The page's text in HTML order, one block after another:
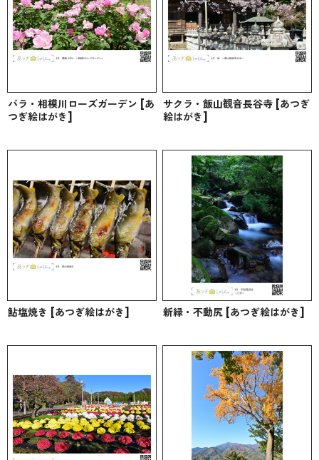
バラ・相模川ローズガーデン [あ
つぎ絵はがき]
サクラ・飯山観音長谷寺 [あつぎ
絵はがき]
鮎塩焼き [あつぎ絵はがき] 新緑・不動尻 [あつぎ絵はがき]